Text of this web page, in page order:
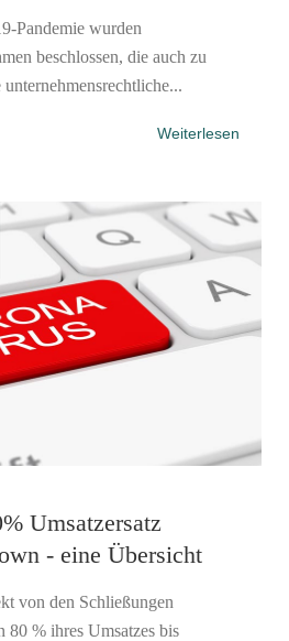
Pandemie wurden
beschlossen, die auch zu
Weiterlesen
Umsatzersatz
- eine Übersicht
von den Schließungen
80 % ihres Umsatzes bis